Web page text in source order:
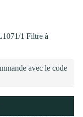
1 Filtre à
avec le code